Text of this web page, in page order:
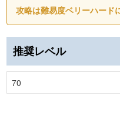
攻略は難易度ベリーハード
推奨レベル
70